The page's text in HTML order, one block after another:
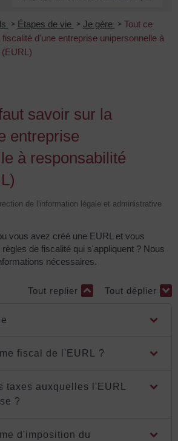
> Étapes de vie > Je gère > Tout ce
d'une entreprise unipersonnelle à
savoir sur la
entreprise
à responsabilité
de l'information légale et administrative
vous avez créé une EURL et vous
de fiscalité qui s'appliquent ? Nous
nécessaires.
Tout replier Tout déplier
fiscal de l'EURL ?
taxes auxquelles l'EURL
?
d'imposition du